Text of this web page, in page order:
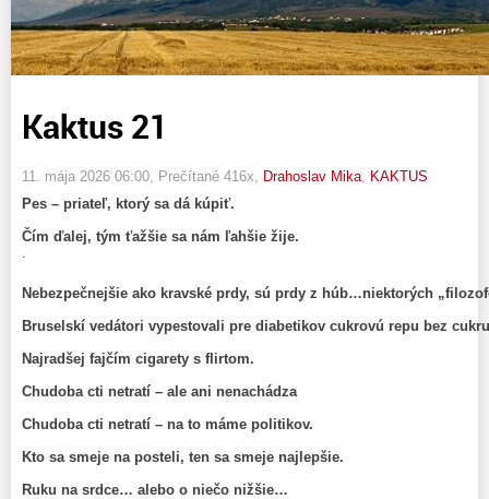
Komerčné blogy
Kaktus 21
11. mája 2026 06:00 , Prečítané 416x, Drahoslav Mika KAKTUS
Pes – priateľ, ktorý sa dá kúpiť.
Čím ďalej, tým ťažšie sa nám ľahšie žije.
Nebezpečnejšie ako kravské prdy, sú prdy z húb…niektorých
Bruselskí vedátori vypestovali pre diabetikov cukrovú repu bez
Najradšej fajčím cigarety s flirtom.
Chudoba cti netratí – ale ani nenachádza
Chudoba cti netratí – na to máme politikov.
Kto sa smeje na posteli, ten sa smeje najlepšie.
Ruku na srdce… alebo o niečo nižšie…